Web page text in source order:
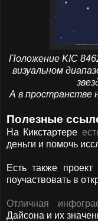
Положение KIC
визуальном
А в пространстве
Полезные
На Кикстартере
деньги и помочь
Есть также проект
поучаствовать в
Отличная
Дайсона и их